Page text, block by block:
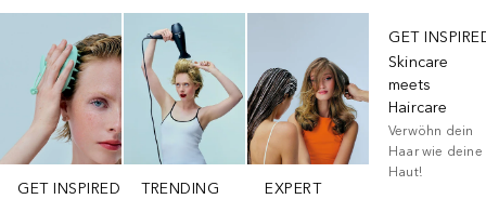
Überspringen
GET INSPIRED
TRENDING
EXPERT
GET
Skincare
meets
Haircare
Verwöhn dein
Haar wie deine
Haut!